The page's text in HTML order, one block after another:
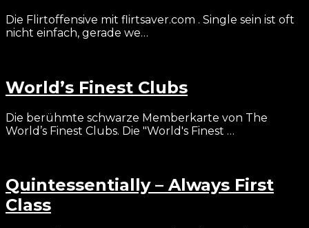
Die Flirtoffensive mit flirtsaver.com . Single sein ist oft
nicht einfach, gerade we…
World’s Finest Clubs
Die berühmte schwarze Memberkarte von The
World’s Finest Clubs. Die "World's Finest …
Quintessentially – Always First
Class